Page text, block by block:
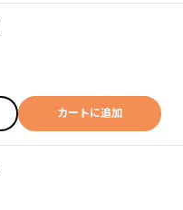
カートに追加